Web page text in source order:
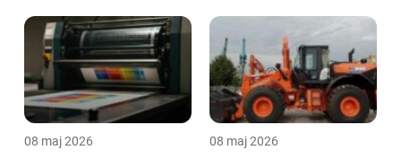
08 maj 2026 08 maj 2026